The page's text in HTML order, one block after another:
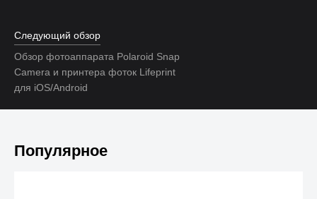
Следующий обзор
Обзор фотоаппарата Polaroid Snap
Camera и принтера фоток Lifeprint
для iOS/Android
Популярное